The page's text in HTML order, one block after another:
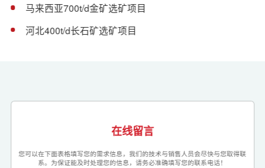
马来西亚700t/d金矿选矿项目
河北400t/d长石矿选矿项目
在线留言
您可以在下面表格填写您的需求信息，我们的技术与销售人员会尽快与您取得联
系。为保证能及时处理您的信息，请务必准确填写您的联系电话！